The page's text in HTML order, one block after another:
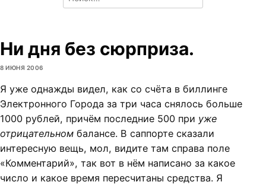
for:
Ни дня без сюрприза.
8 ИЮНЯ 2006
Я уже однажды видел, как со счёта в биллинге
Электронного Города за три часа снялось больше
1000 рублей, причём последние 500 при уже
отрицательном балансе. В саппорте сказали
интересную вещь, мол, видите там справа поле
«Комментарий», так вот в нём написано за какое
число и какое время пересчитаны средства. Я